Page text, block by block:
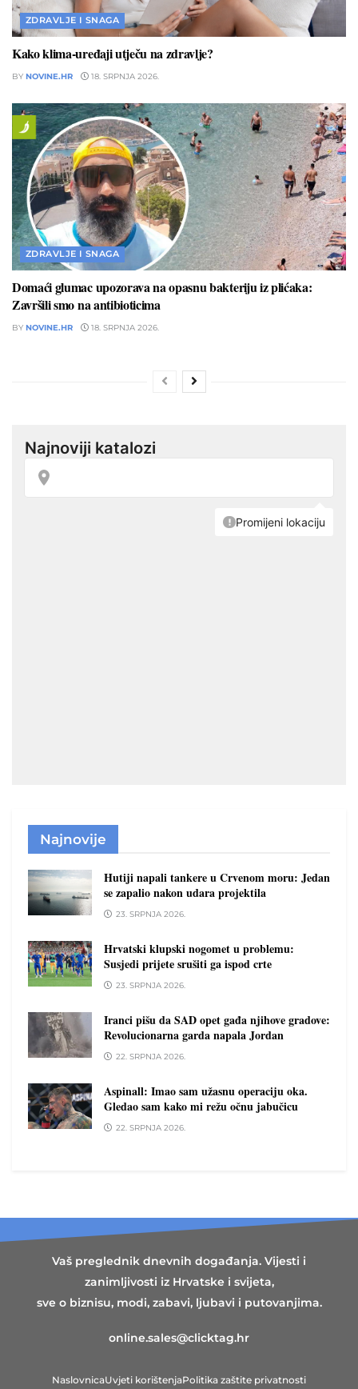
ZDRAVLJE I SNAGA
Kako klima-uređaji utječu na zdravlje?
BY NOVINE.HR 18. SRPNJA 2026.
ZDRAVLJE I SNAGA
Domaći glumac upozorava na opasnu bakteriju iz plićaka:
Završili smo na antibioticima
BY NOVINE.HR 18. SRPNJA 2026.
Najnovije
Hutiji napali tankere u Crvenom moru: Jedan
se zapalio nakon udara projektila
23. SRPNJA 2026.
Hrvatski klupski nogomet u problemu:
Susjedi prijete srušiti ga ispod crte
23. SRPNJA 2026.
Iranci pišu da SAD opet gađa njihove gradove:
Revolucionarna garda napala Jordan
22. SRPNJA 2026.
Aspinall: Imao sam užasnu operaciju oka.
Gledao sam kako mi režu očnu jabučicu
22. SRPNJA 2026.
Vaš preglednik dnevnih događanja. Vijesti i
zanimljivosti iz Hrvatske i svijeta,
sve o biznisu, modi, zabavi, ljubavi i putovanjima.
online.sales@clicktag.hr
NaslovnicaUvjeti korištenjaPolitika zaštite privatnosti